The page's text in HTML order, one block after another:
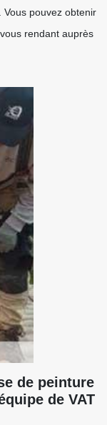
pouvez obtenir
rendant auprès
de peinture
de VAT